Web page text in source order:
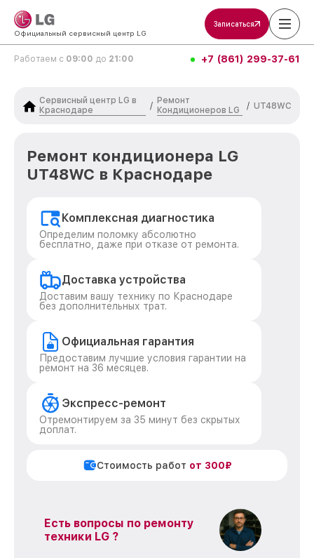
Официальный сервисный центр LG
Записаться
Работаем с 09:00 до 21:00 +7 (861) 299-37-61
Сервисный центр LG в
Краснодаре
/
Ремонт
Кондиционеров LG
/ UT48WC
Ремонт кондиционера LG
UT48WC в Краснодаре
Комплексная диагностика
Определим поломку абсолютно
бесплатно, даже при отказе от ремонта.
Доставка устройства
Доставим вашу технику по Краснодаре
без дополнительных трат.
Официальная гарантия
Предоставим лучшие условия гарантии на
ремонт на 36 месяцев.
Экспресс-ремонт
Отремонтируем за 35 минут без скрытых
доплат.
Стоимость работ от 300₽
Есть вопросы по ремонту
техники LG ?